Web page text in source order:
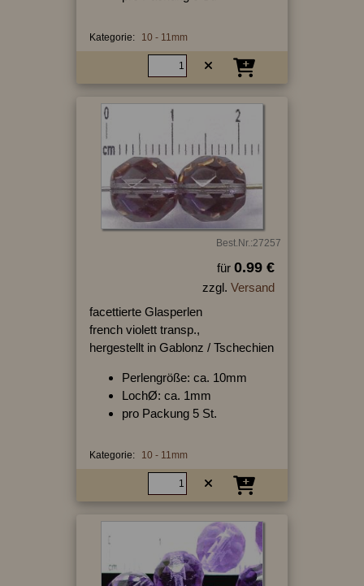
Kategorie: 10 - 11mm
Best.Nr.:27257
für 0.99 €
zzgl. Versand
facettierte Glasperlen
french violett transp.,
hergestellt in Gablonz / Tschechien
Perlengröße: ca. 10mm
LochØ: ca. 1mm
pro Packung 5 St.
Kategorie: 10 - 11mm